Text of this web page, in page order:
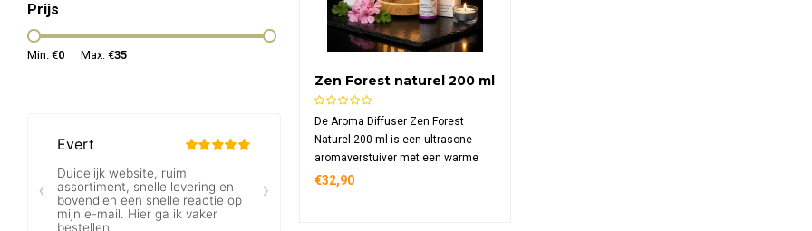
Prijs
Min: €0 Max: €35
Zen Forest naturel 200 ml
De Aroma Diffuser Zen Forest
Naturel 200 ml is een ultrasone
aromaverstuiver met een warme
naturel uitstraling, 7-kleuren LED-
€32,90